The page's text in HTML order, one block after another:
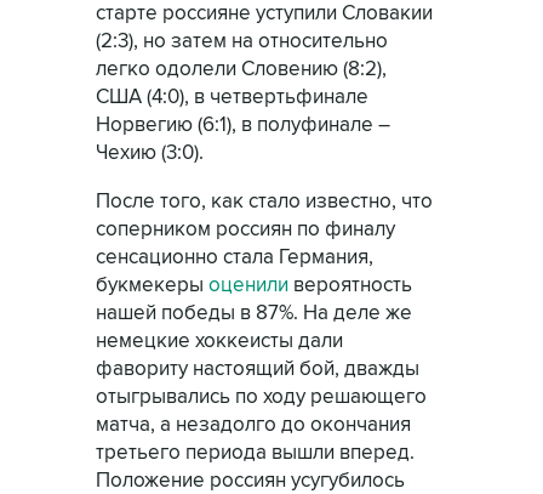
старте россияне уступили Словакии
(2:3), но затем на относительно
легко одолели Словению (8:2),
США (4:0), в четвертьфинале
Норвегию (6:1), в полуфинале –
Чехию (3:0).
После того, как стало известно, что
соперником россиян по финалу
сенсационно стала Германия,
букмекеры оценили вероятность
нашей победы в 87%. На деле же
немецкие хоккеисты дали
фавориту настоящий бой, дважды
отыгрывались по ходу решающего
матча, а незадолго до окончания
третьего периода вышли вперед.
Положение россиян усугубилось